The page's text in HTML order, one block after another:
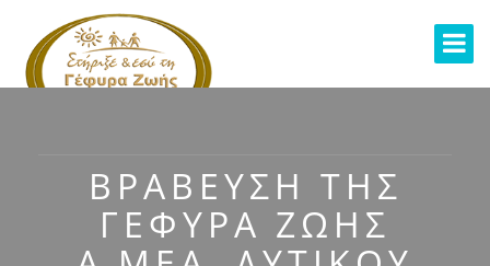
ΒΡΆΒΕΥΣΗ ΤΗΣ
ΓΈΦΥΡΑ ΖΩΉΣ